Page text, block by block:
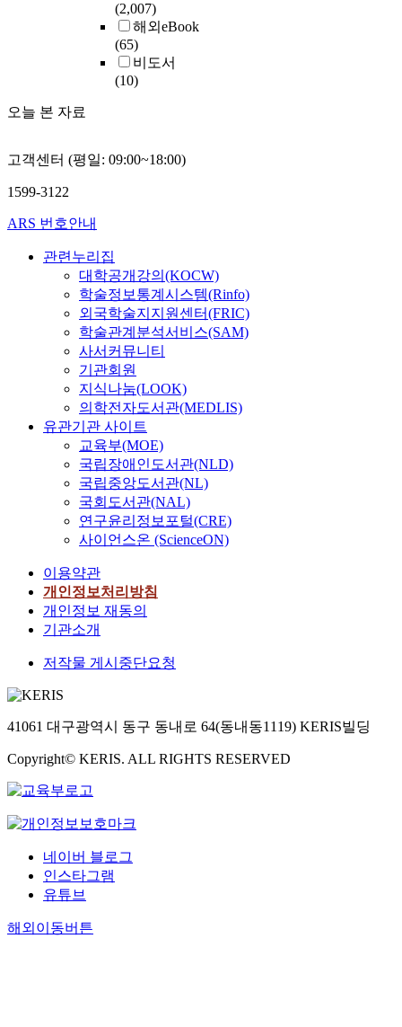
(2,007)
해외eBook
(65)
비도서
(10)
오늘 본 자료
고객센터 (평일: 09:00~18:00)
1599-3122
ARS 번호안내
관련누리집
대학공개강의(KOCW)
학술정보통계시스템(Rinfo)
외국학술지지원센터(FRIC)
학술관계분석서비스(SAM)
사서커뮤니티
기관회원
지식나눔(LOOK)
의학전자도서관(MEDLIS)
유관기관 사이트
교육부(MOE)
국립장애인도서관(NLD)
국립중앙도서관(NL)
국회도서관(NAL)
연구윤리정보포털(CRE)
사이언스온 (ScienceON)
이용약관
개인정보처리방침
개인정보 재동의
기관소개
저작물 게시중단요청
41061 대구광역시 동구 동내로 64(동내동1119) KERIS빌딩
Copyright© KERIS. ALL RIGHTS RESERVED
네이버 블로그
인스타그램
유튜브
해외이동버튼